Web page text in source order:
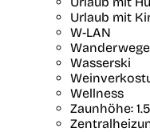
Urlaub mit
W-LAN
Wanderwege
Wasserski
Wellness
Zaunhöhe: